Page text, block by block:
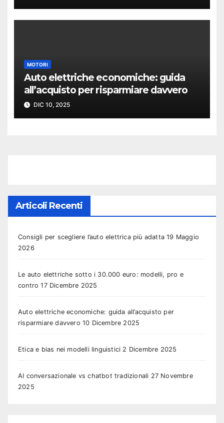
MOTORI
Auto elettriche economiche: guida
all’acquisto per risparmiare davvero
DIC 10, 2025
Articoli Recenti
Consigli per scegliere l’auto elettrica più adatta 19 Maggio
2026
Le auto elettriche sotto i 30.000 euro: modelli, pro e
contro 17 Dicembre 2025
Auto elettriche economiche: guida all’acquisto per
risparmiare davvero 10 Dicembre 2025
Etica e bias nei modelli linguistici 2 Dicembre 2025
AI conversazionale vs chatbot tradizionali 27 Novembre
2025